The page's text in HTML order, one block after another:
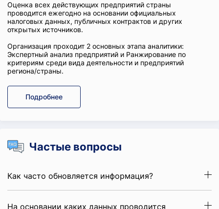
Оценка всех действующих предприятий страны
проводится ежегодно на основании официальных
налоговых данных, публичных контрактов и других
открытых источников.
Организация проходит 2 основных этапа аналитики:
Экспертный анализ предприятий и Ранжирование по
критериям среди вида деятельности и предприятий
региона/страны.
Подробнее
Частые вопросы
Как часто обновляется информация?
На основании каких данных проводится